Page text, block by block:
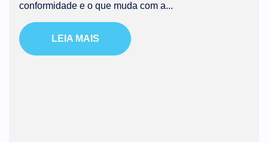
conformidade e o que muda com a...
LEIA MAIS